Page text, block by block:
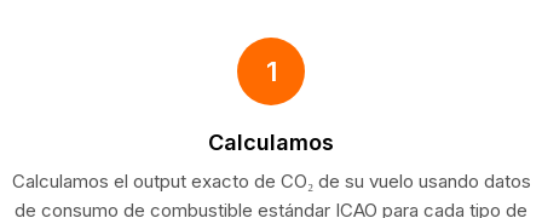
1
Calculamos
Calculamos el output exacto de CO₂ de su vuelo usando datos
de consumo de combustible estándar ICAO para cada tipo de